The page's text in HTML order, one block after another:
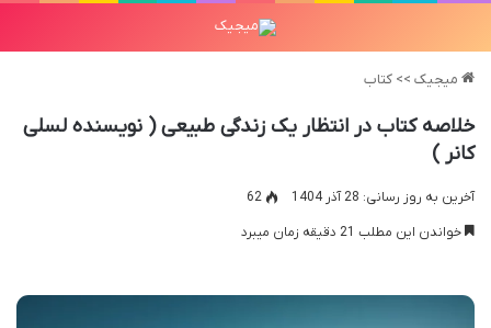
میجیک >> کتاب
خلاصه کتاب در انتظار یک زندگی طبیعی ( نویسنده لسلی
کانر )
آخرین به روز رسانی: 28 آذر 1404
62
خواندن این مطلب 21 دقیقه زمان میبرد